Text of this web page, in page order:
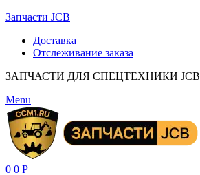
Запчасти JCB
Доставка
Отслеживание заказа
ЗАПЧАСТИ ДЛЯ СПЕЦТЕХНИКИ JCB
Menu
0 0 Р